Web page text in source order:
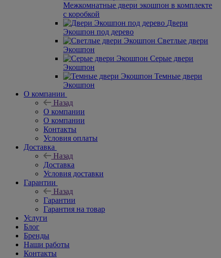
Межкомнатные двери экошпон в комплекте
с коробкой
Двери
Экошпон под дерево
Светлые двери
Экошпон
Серые двери
Экошпон
Темные двери
Экошпон
О компании
Назад
О компании
О компании
Контакты
Условия оплаты
Доставка
Назад
Доставка
Условия доставки
Гарантии
Назад
Гарантии
Гарантия на товар
Услуги
Блог
Бренды
Наши работы
Контакты